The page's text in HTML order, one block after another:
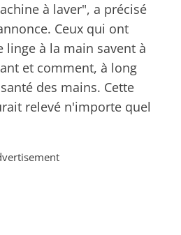
à laver", a précisé
Ceux qui ont
linge à la main savent à
et comment, à long
des mains. Cette
relevé n'importe quel